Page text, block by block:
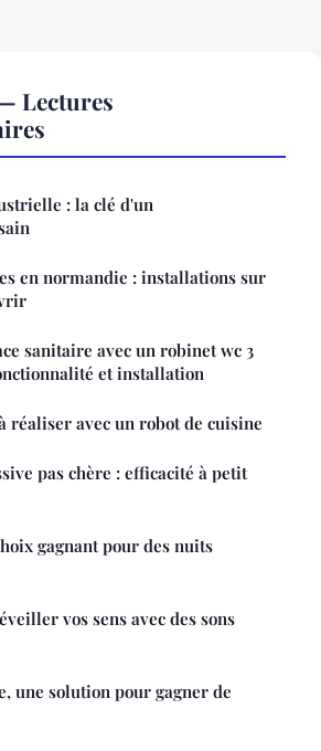
Lectures
: la clé d'un
en normandie : installations sur
sanitaire avec un robinet wc 3
et installation
réaliser avec un robot de cuisine
pas chère : efficacité à petit
gagnant pour des nuits
vos sens avec des sons
une solution pour gagner de